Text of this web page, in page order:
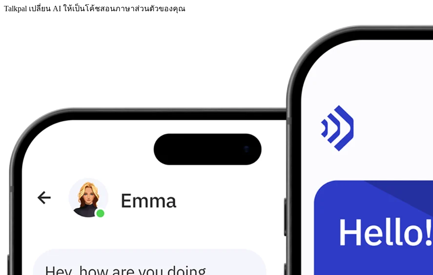
Talkpal เปลี่ยน AI ให้เป็นโค้ชสอนภาษาส่วนตัวของคุณ